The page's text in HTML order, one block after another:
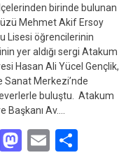
birinde bulunan
Mehmet Akif Ersoy
Lisesi öğrencilerinin
yer aldığı sergi Atakum
Hasan Ali Yücel Gençlik,
Sanat Merkezi’nde
buluştu. Atakum
Başkanı Av….
Facebook
Mastodon
Email